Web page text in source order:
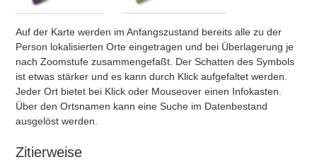
Auf der Karte werden im Anfangszustand bereits alle zu der
Person lokalisierten Orte eingetragen und bei Überlagerung je
nach Zoomstufe zusammengefaßt. Der Schatten des Symbols
ist etwas stärker und es kann durch Klick aufgefaltet werden.
Jeder Ort bietet bei Klick oder Mouseover einen Infokasten.
Über den Ortsnamen kann eine Suche im Datenbestand
ausgelöst werden.
Zitierweise